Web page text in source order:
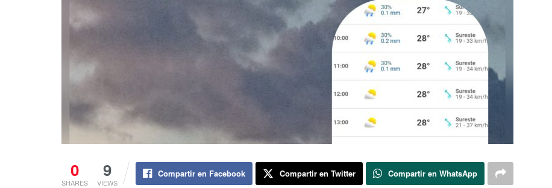
0
SHARES
9
VIEWS
Compartir en Facebook Compartir en Twitter Compartir en WhatsApp